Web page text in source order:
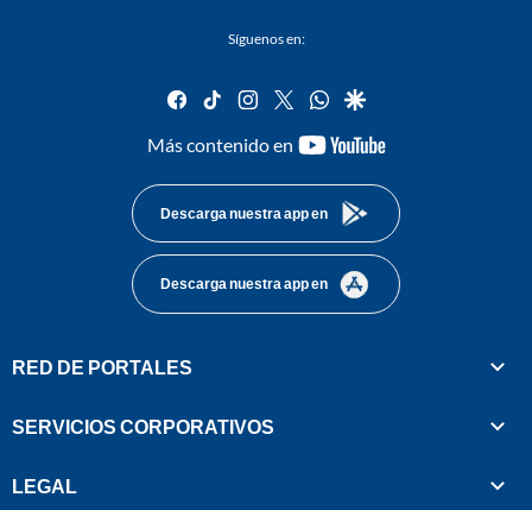
Síguenos en:
facebook
tiktok instagram
twitterwhatsapp
google
Más contenido en
youtube-
Descarga nuestra app en
Descarga nuestra app en
RED DE PORTALES
SERVICIOS CORPORATIVOS
LEGAL